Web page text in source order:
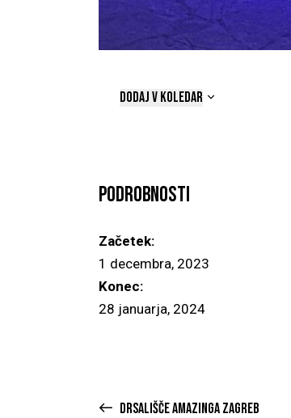
DODAJ V KOLEDAR
Podrobnosti
Začetek:
1 decembra, 2023
Konec:
28 januarja, 2024
DRSALIŠČE AMAZINGA ZAGREB